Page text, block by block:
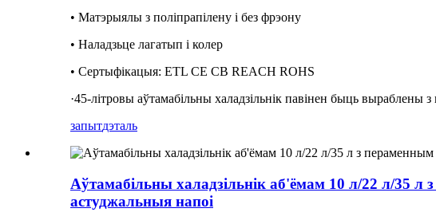
• Матэрыялы з поліпрапілену і без фрэону
• Наладзьце лагатып і колер
• Сертыфікацыя: ETL CE CB REACH ROHS
·45-літровы аўтамабільны халадзільнік павінен быць выраблены
запытдэталь
Аўтамабільны халадзільнік аб'ёмам 10 л/22 л/35
астуджальныя напоі